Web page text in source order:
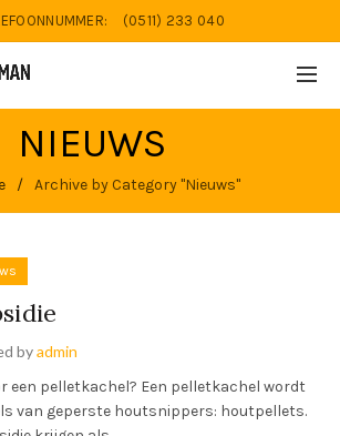
(0511) 233 040
NIEUWS
Archive by Category "Nieuws"
byadmin
een pelletkachel? Een pelletkachel wordt
van geperste houtsnippers: houtpellets.